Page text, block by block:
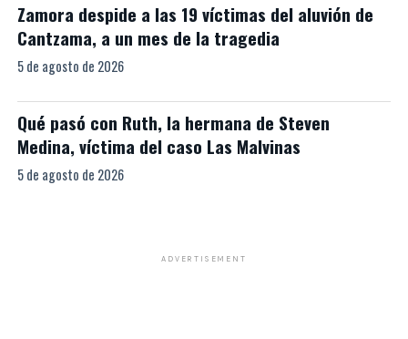
Zamora despide a las 19 víctimas del aluvión de
Cantzama, a un mes de la tragedia
5 de agosto de 2026
Qué pasó con Ruth, la hermana de Steven
Medina, víctima del caso Las Malvinas
5 de agosto de 2026
ADVERTISEMENT